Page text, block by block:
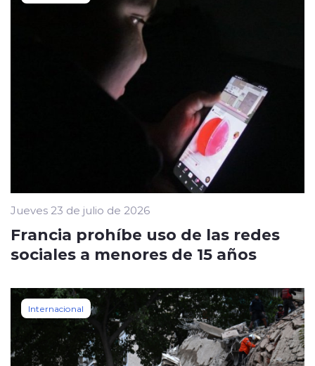
Jueves 23 de julio de 2026
Francia prohíbe uso de las redes
sociales a menores de 15 años
Internacional